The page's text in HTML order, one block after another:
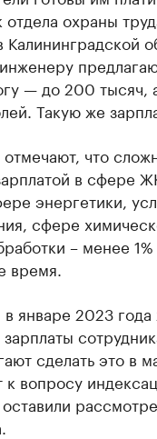
отдела охраны
Калининградской
— до 200 тысяч,
Такую же
что
в сфере
энергетики,
сфере
– менее
время.
январе 2023
зарплаты
сделать это в
к вопросу